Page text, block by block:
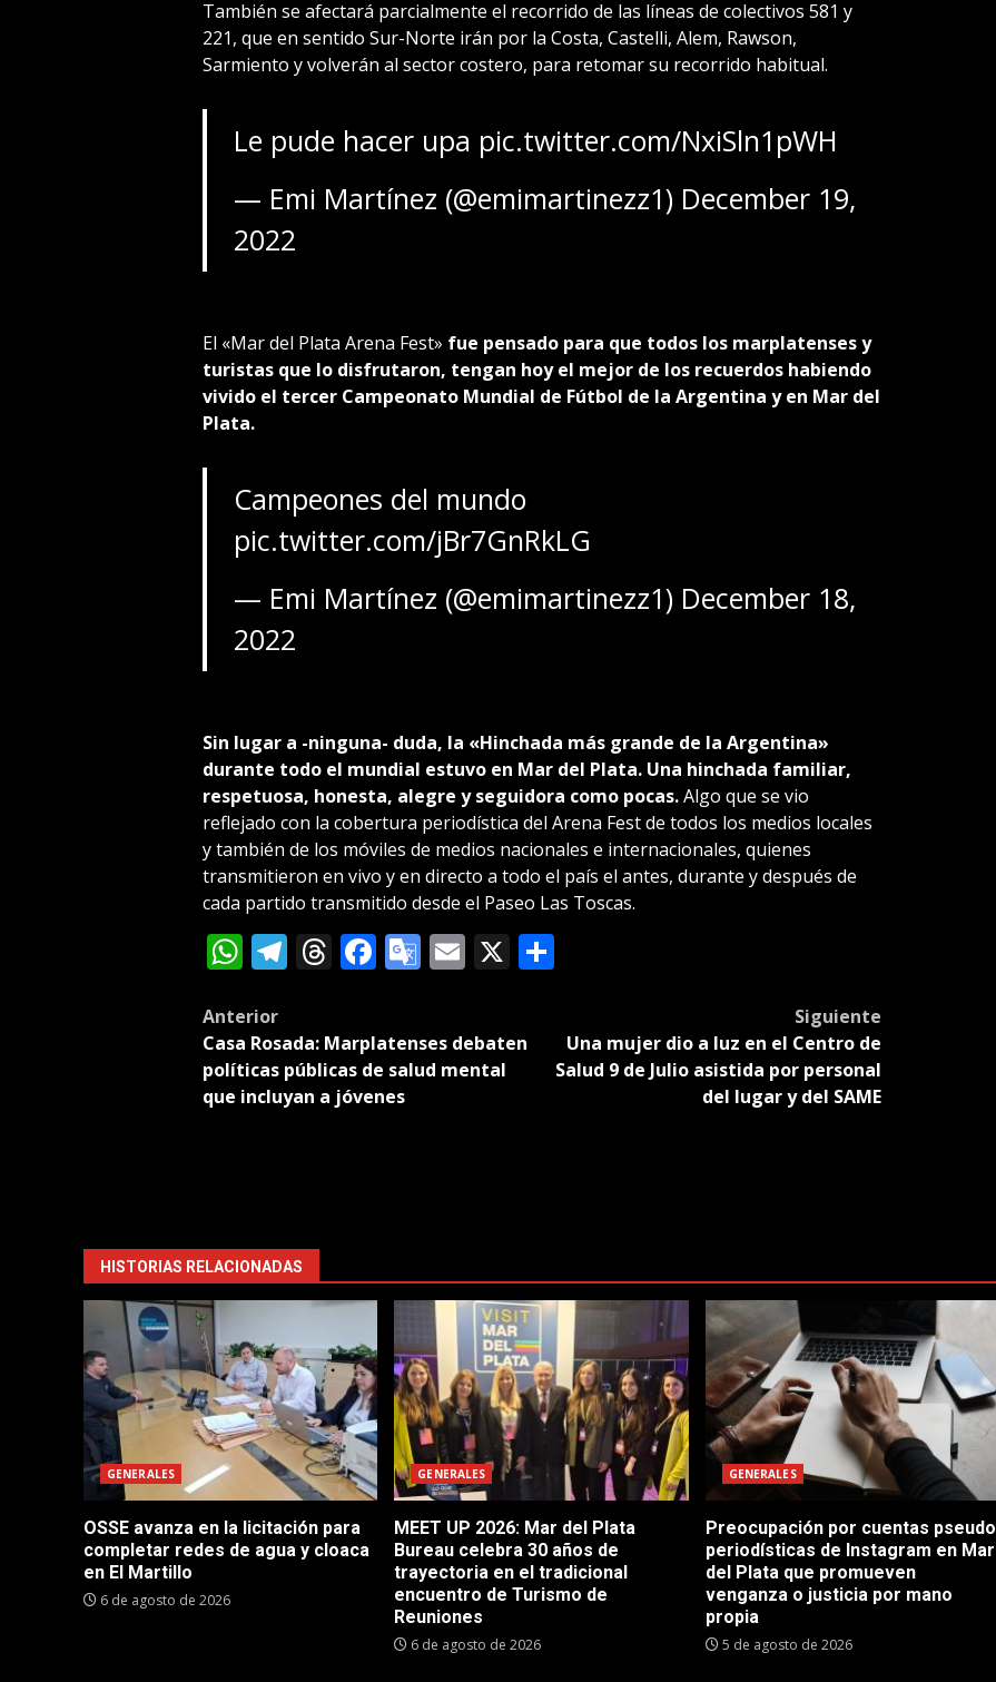
También se afectará parcialmente el recorrido de las líneas de colectivos 581 y
221, que en sentido Sur-Norte irán por la Costa, Castelli, Alem, Rawson,
Sarmiento y volverán al sector costero, para retomar su recorrido habitual.
Le pude hacer upa pic.twitter.com/NxiSln1pWH
— Emi Martínez (@emimartinezz1) December 19,
2022
El «Mar del Plata Arena Fest» fue pensado para que todos los marplatenses y
turistas que lo disfrutaron, tengan hoy el mejor de los recuerdos habiendo
vivido el tercer Campeonato Mundial de Fútbol de la Argentina y en Mar del
Plata.
Campeones del mundo
pic.twitter.com/jBr7GnRkLG
— Emi Martínez (@emimartinezz1) December 18,
2022
Sin lugar a -ninguna- duda, la «Hinchada más grande de la Argentina»
durante todo el mundial estuvo en Mar del Plata. Una hinchada familiar,
respetuosa, honesta, alegre y seguidora como pocas.Algo que se vio
reflejado con la cobertura periodística del Arena Fest de todos los medios locales
y también de los móviles de medios nacionales e internacionales, quienes
transmitieron en vivo y en directo a todo el país el antes, durante y después de
cada partido transmitido desde el Paseo Las Toscas.
WhatsApp
Telegram
Threads
Facebook
Google
Email
X Compartir
Post
navigation
Anterior
Casa Rosada: Marplatenses debaten
políticas públicas de salud mental
que incluyan a jóvenes
Siguiente
Una mujer dio a luz en el Centro de
Salud 9 de Julio asistida por personal
del lugar y del SAME
HISTORIAS RELACIONADAS
GENERALES
OSSE avanza en la licitación para
completar redes de agua y cloaca
en El Martillo
6 de agosto de 2026
GENERALES
MEET UP 2026: Mar del Plata
Bureau celebra 30 años de
trayectoria en el tradicional
encuentro de Turismo de
Reuniones
6 de agosto de 2026
GENERALES
Preocupación por cuentas pseudo
periodísticas de Instagram en Mar
del Plata que promueven
venganza o justicia por mano
propia
5 de agosto de 2026